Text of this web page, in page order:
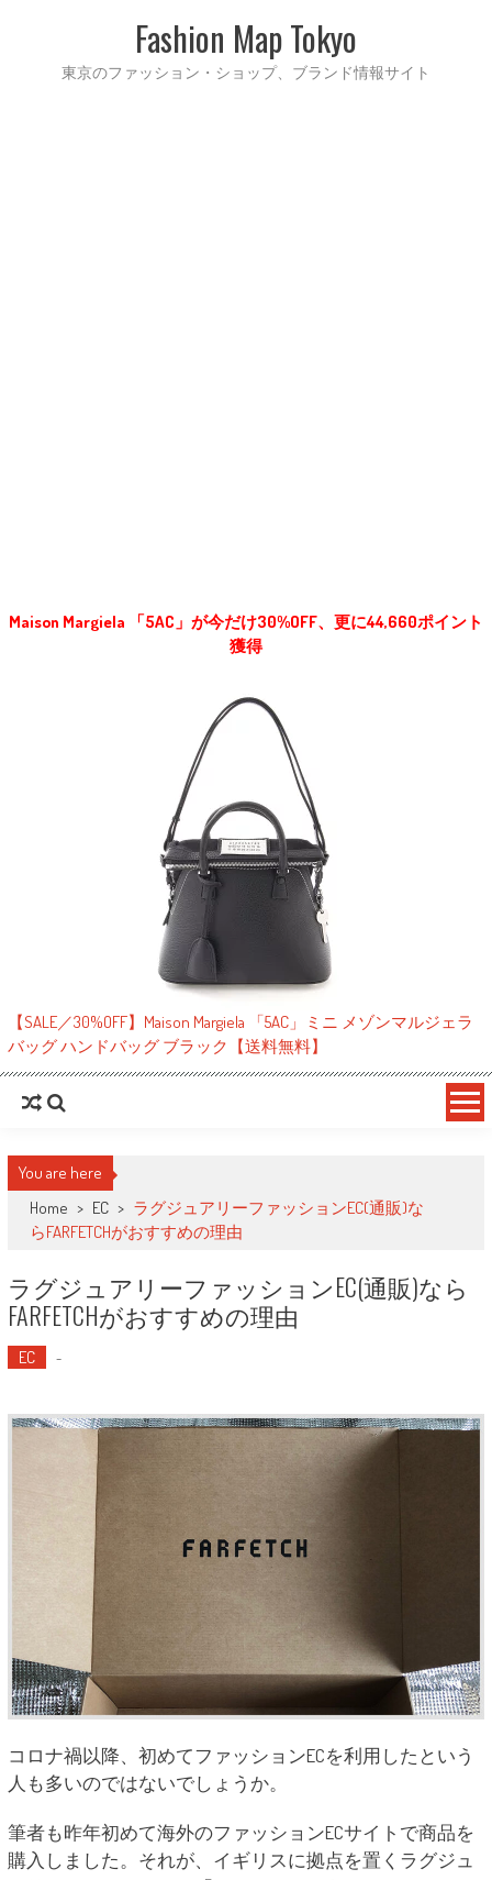
Fashion Map Tokyo
東京のファッション・ショップ、ブランド情報サイト
Maison Margiela 「5AC」が今だけ30%OFF、更に44,660ポイント
獲得
【SALE／30%OFF】Maison Margiela 「5AC」ミニ メゾンマルジェラ
バッグ ハンドバッグ ブラック【送料無料】
You are here
Home > EC > ラグジュアリーファッションEC(通販)な
らFARFETCHがおすすめの理由
ラグジュアリーファッションEC(通販)なら
FARFETCHがおすすめの理由
EC -
コロナ禍以降、初めてファッションECを利用したという
人も多いのではないでしょうか。
筆者も昨年初めて海外のファッションECサイトで商品を
購入しました。それが、イギリスに拠点を置くラグジュ